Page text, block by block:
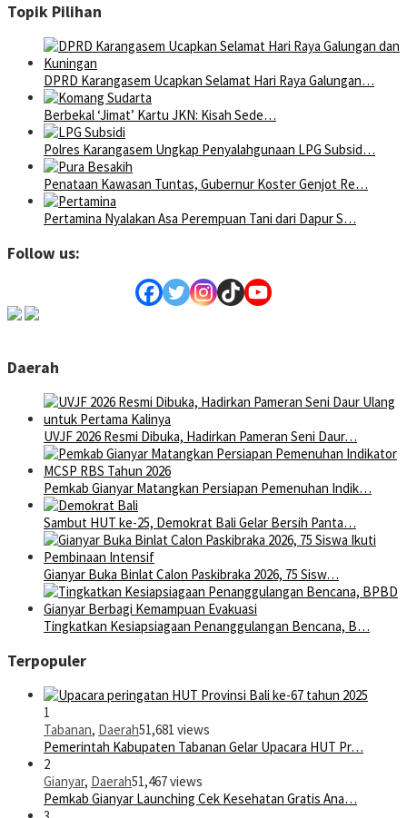
Topik Pilihan
DPRD Karangasem Ucapkan Selamat Hari Raya Galungan…
Berbekal ‘Jimat’ Kartu JKN: Kisah Sede…
Polres Karangasem Ungkap Penyalahgunaan LPG Subsid…
Penataan Kawasan Tuntas, Gubernur Koster Genjot Re…
Pertamina Nyalakan Asa Perempuan Tani dari Dapur S…
Follow us:
Daerah
UVJF 2026 Resmi Dibuka, Hadirkan Pameran Seni Daur…
Pemkab Gianyar Matangkan Persiapan Pemenuhan Indik…
Sambut HUT ke-25, Demokrat Bali Gelar Bersih Panta…
Gianyar Buka Binlat Calon Paskibraka 2026, 75 Sisw…
Tingkatkan Kesiapsiagaan Penanggulangan Bencana, B…
Terpopuler
1
Tabanan, Daerah51,681 views
Pemerintah Kabupaten Tabanan Gelar Upacara HUT Pr…
2
Gianyar, Daerah51,467 views
Pemkab Gianyar Launching Cek Kesehatan Gratis Ana…